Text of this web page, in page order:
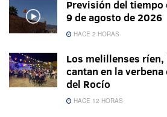
Previsión del
9 de agosto de 2026
HACE 2 HORAS
Los melillenses ríen,
cantan en la verbena
del Rocío
HACE 12 HORAS